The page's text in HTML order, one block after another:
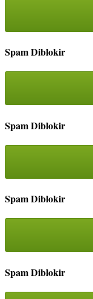
Spam Diblokir
Spam Diblokir
Spam Diblokir
Spam Diblokir